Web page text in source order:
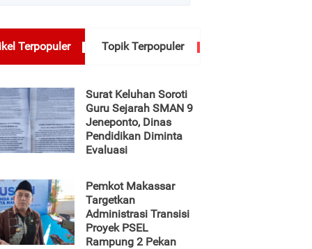
Terpopuler Topik Terpopuler
Surat Keluhan Soroti
Guru Sejarah SMAN 9
Jeneponto, Dinas
Pendidikan Diminta
Evaluasi
Pemkot Makassar
Targetkan
Administrasi Transisi
Proyek PSEL
Rampung 2 Pekan